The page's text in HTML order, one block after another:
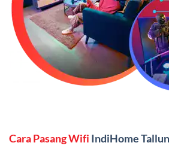
Kelebihan:Paket lengkap untuk
menginginkan internet,
(streaming & TV) dalam satu
Paket Dynamic IP
keluarga, nelpon & SMS semua
Cara Pasang Wifi IndiHome